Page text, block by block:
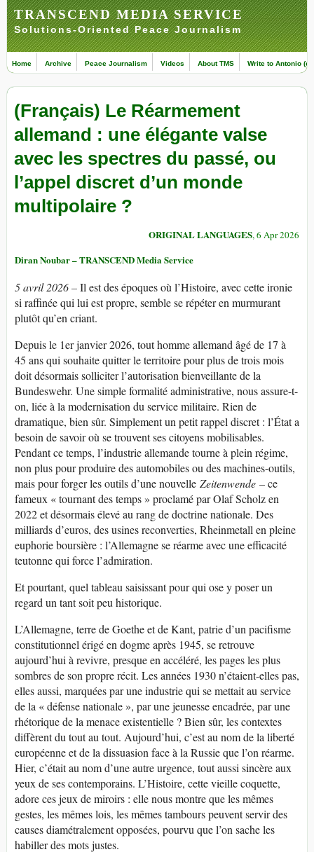
TRANSCEND MEDIA SERVICE
Solutions-Oriented Peace Journalism
Home Archive Peace Journalism Videos About TMS Write to Antonio
(Français) Le Réarmement
allemand : une élégante valse
avec les spectres du passé, ou
l’appel discret d’un monde
multipolaire ?
ORIGINAL LANGUAGES, 6 Apr 2026
Diran Noubar – TRANSCEND Media Service
5 avril 2026 –Il est des époques où l’Histoire, avec cette ironie
si raffinée qui lui est propre, semble se répéter en murmurant
plutôt qu’en criant.
Depuis le 1er janvier 2026, tout homme allemand âgé de 17 à
45 ans qui souhaite quitter le territoire pour plus de trois mois
doit désormais solliciter l’autorisation bienveillante de la
Bundeswehr. Une simple formalité administrative, nous assure-t-
on, liée à la modernisation du service militaire. Rien de
dramatique, bien sûr. Simplement un petit rappel discret : l’État a
besoin de savoir où se trouvent ses citoyens mobilisables.
Pendant ce temps, l’industrie allemande tourne à plein régime,
non plus pour produire des automobiles ou des machines-outils,
mais pour forger les outils d’une nouvelle Zeitenwende – ce
fameux « tournant des temps » proclamé par Olaf Scholz en
2022 et désormais élevé au rang de doctrine nationale. Des
milliards d’euros, des usines reconverties, Rheinmetall en pleine
euphorie boursière : l’Allemagne se réarme avec une efficacité
teutonne qui force l’admiration.
Et pourtant, quel tableau saisissant pour qui ose y poser un
regard un tant soit peu historique.
L’Allemagne, terre de Goethe et de Kant, patrie d’un pacifisme
constitutionnel érigé en dogme après 1945, se retrouve
aujourd’hui à revivre, presque en accéléré, les pages les plus
sombres de son propre récit. Les années 1930 n’étaient-elles pas,
elles aussi, marquées par une industrie qui se mettait au service
de la « défense nationale », par une jeunesse encadrée, par une
rhétorique de la menace existentielle ? Bien sûr, les contextes
diffèrent du tout au tout. Aujourd’hui, c’est au nom de la liberté
européenne et de la dissuasion face à la Russie que l’on réarme.
Hier, c’était au nom d’une autre urgence, tout aussi sincère aux
yeux de ses contemporains. L’Histoire, cette vieille coquette,
adore ces jeux de miroirs : elle nous montre que les mêmes
gestes, les mêmes lois, les mêmes tambours peuvent servir des
causes diamétralement opposées, pourvu que l’on sache les
habiller des mots justes.